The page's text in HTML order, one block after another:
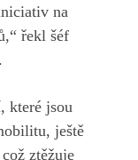
na
řekl šéf
které jsou
ještě
ztěžuje